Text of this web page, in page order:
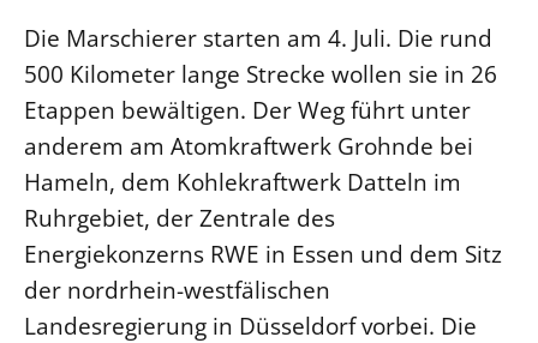
Die Marschierer starten am 4. Juli. Die rund
500 Kilometer lange Strecke wollen sie in 26
Etappen bewältigen. Der Weg führt unter
anderem am Atomkraftwerk Grohnde bei
Hameln, dem Kohlekraftwerk Datteln im
Ruhrgebiet, der Zentrale des
Energiekonzerns RWE in Essen und dem Sitz
der nordrhein-westfälischen
Landesregierung in Düsseldorf vorbei. Die
LANDESSYNODE
27. Landessynode
Kontakt
Hintergrund
MITARBEIT
Ehrenamt
Beruf
Freie Stellen